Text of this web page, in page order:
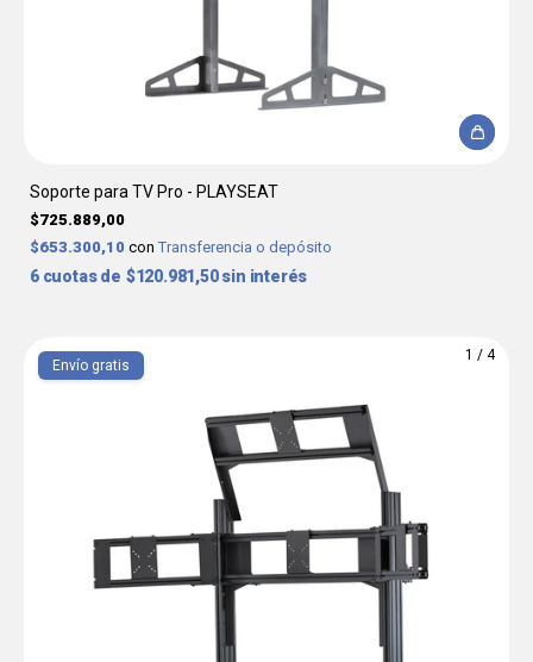
Soporte para TV Pro - PLAYSEAT
$725.889,00
$653.300,10 con Transferencia o depósito
6 $120.981,50 sin interés
1 / 4
Envío gratis